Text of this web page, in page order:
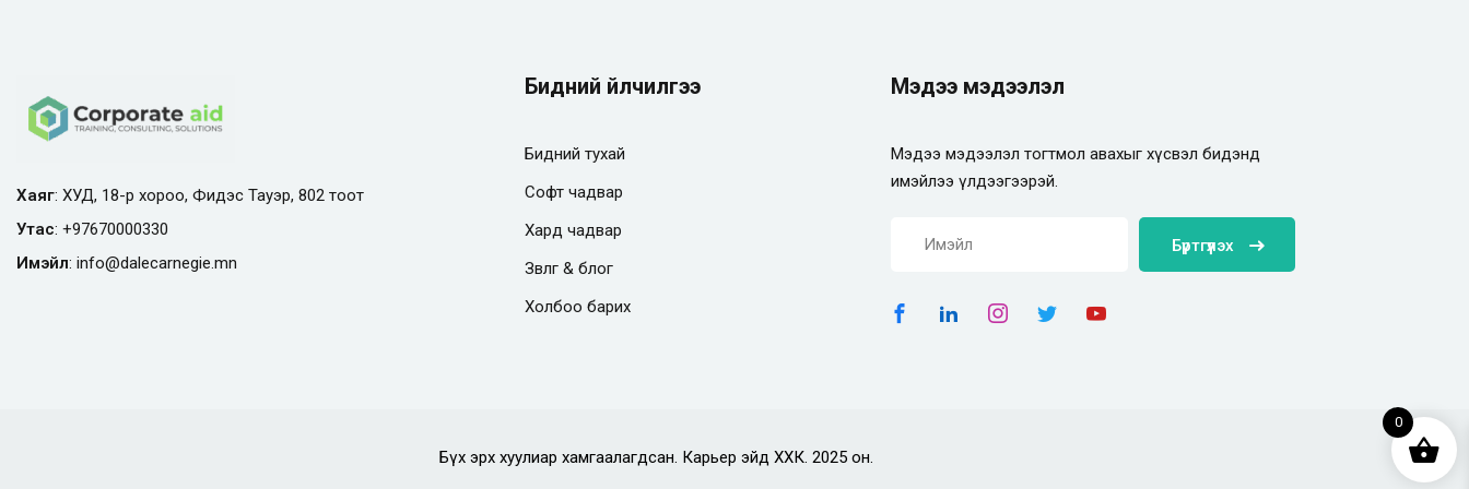
Хаяг: ХУД, 18-р хороо, Фидэс Тауэр, 802 тоот
Утас: +97670000330
Имэйл: info@dalecarnegie.mn
Бидний үйлчилгээ
Бидний тухай
Софт чадвар
Хард чадвар
Зөвлөгөө & блог
Холбоо барих
Мэдээ мэдээлэл
Мэдээ мэдээлэл тогтмол авахыг хүсвэл бидэнд
имэйлээ үлдээгээрэй.
Бүртгүүлэх
Бүх эрх хуулиар хамгаалагдсан. Карьер эйд ХХК. 2025 он.
0